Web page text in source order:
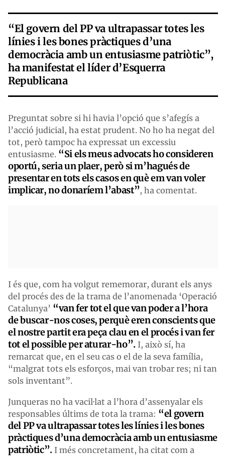
“El govern del PP va ultrapassar totes les
línies i les bones pràctiques d’una
democràcia amb un entusiasme patriòtic”,
ha manifestat el líder d’Esquerra
Republicana
Preguntat sobre si hi havia l’opció que s’afegís a
l’acció judicial, ha estat prudent. No ho ha negat del
tot, però tampoc ha expressat un excessiu
entusiasme. “Si els meus advocats ho consideren
oportú, seria un plaer, però si m’hagués de
presentar en tots els casos en què em van voler
implicar, no donaríem l’abast”, ha comentat.
I és que, com ha volgut rememorar, durant els anys
del procés des de la trama de l’anomenada ‘Operació
Catalunya’ “van fer tot el que van poder a l’hora
de buscar-nos coses, perquè eren conscients que
el nostre partit era peça clau en el procés i van fer
tot el possible per aturar-ho”.I, això sí, ha
remarcat que, en el seu cas o el de la seva família,
“malgrat tots els esforços, mai van trobar res; ni tan
sols inventant”.
Junqueras no ha vacil·lat a l’hora d’assenyalar els
responsables últims de tota la trama: “el govern
del PP va ultrapassar totes les línies i les bones
pràctiques d’una democràcia amb un entusiasme
patriòtic”. I més concretament, ha citat com a